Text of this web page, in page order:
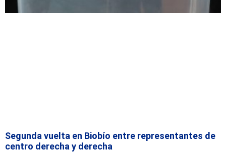
Segunda vuelta en Biobío entre representantes de
centro derecha y derecha